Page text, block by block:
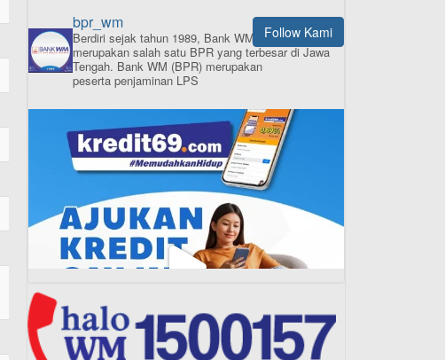
ISI APLIKASI SEKARANG
Follow Kami
bpr_wm
Berdiri sejak tahun 1989, Bank WM (BPR)
merupakan salah satu BPR yang terbesar di Jawa
Tengah. Bank WM (BPR) merupakan
peserta penjaminan LPS